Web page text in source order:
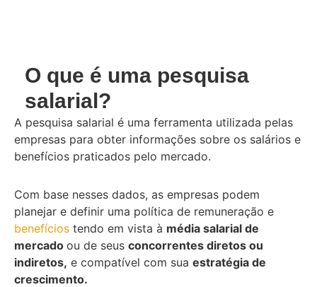
O que é uma pesquisa
salarial?
A pesquisa salarial é uma ferramenta utilizada pelas
empresas para obter informações sobre os salários e
benefícios praticados pelo mercado.
Com base nesses dados, as empresas podem
planejar e definir uma política de remuneração e
benefícios tendo em vista à média salarial de
mercado ou de seus concorrentes diretos ou
indiretos, e compatível com sua estratégia de
crescimento.